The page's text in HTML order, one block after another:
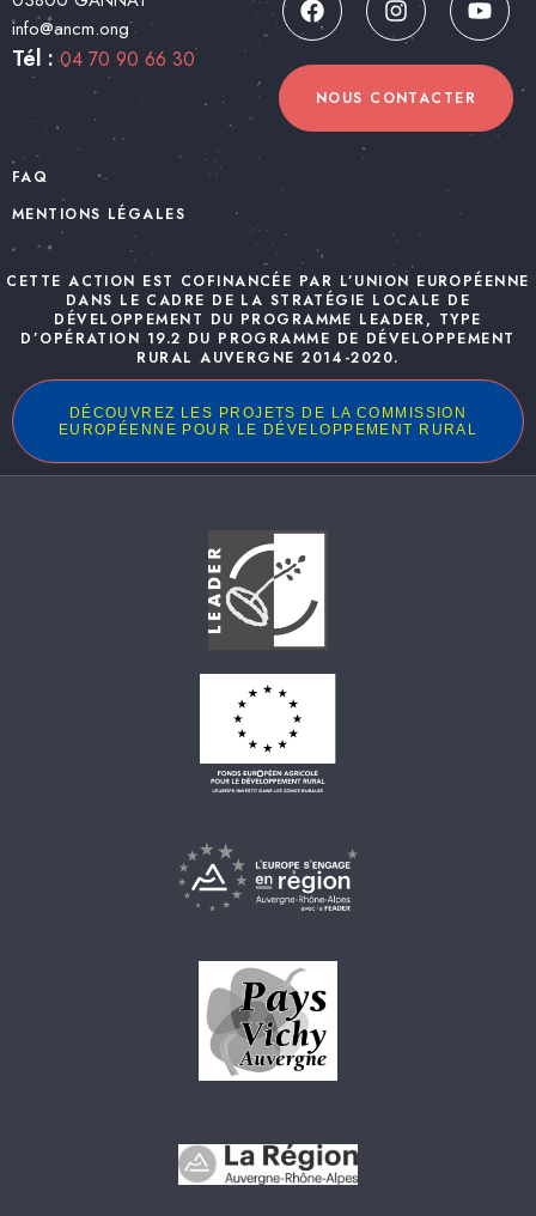
info@ancm.ong
Tél :04 70 90 66 30
NOUS CONTACTER
FAQ
MENTIONS LÉGALES
CETTE ACTION EST COFINANCÉE PAR L’UNION EUROPÉENNE
DANS LE CADRE DE LA STRATÉGIE LOCALE DE
DÉVELOPPEMENT DU PROGRAMME LEADER, TYPE
D’OPÉRATION 19.2 DU PROGRAMME DE DÉVELOPPEMENT
RURAL AUVERGNE 2014-2020.
DÉCOUVREZ LES PROJETS DE LA COMMISSION
EUROPÉENNE POUR LE DÉVELOPPEMENT RURAL